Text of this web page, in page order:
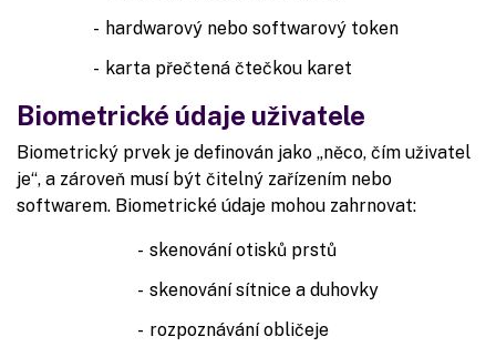
hardwarový nebo softwarový token
karta přečtená čtečkou karet
Biometrické údaje uživatele
Biometrický prvek je definován jako „něco, čím uživatel
je“, a zároveň musí být čitelný zařízením nebo
softwarem. Biometrické údaje mohou zahrnovat:
skenování otisků prstů
skenování sítnice a duhovky
rozpoznávání obličeje